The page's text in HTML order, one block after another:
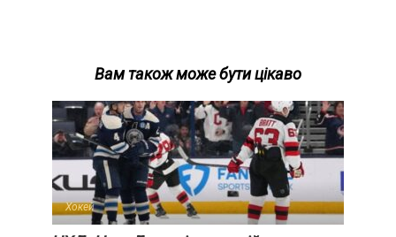
Вам також може бути цікаво
Хокей